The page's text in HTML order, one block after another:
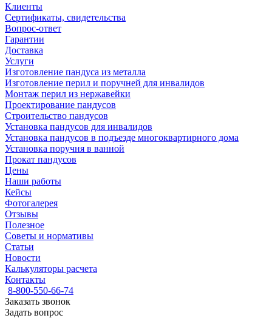
Клиенты
Сертификаты, свидетельства
Вопрос-ответ
Гарантии
Доставка
Услуги
Изготовление пандуса из металла
Изготовление перил и поручней для инвалидов
Монтаж перил из нержавейки
Проектирование пандусов
Строительство пандусов
Установка пандусов для инвалидов
Установка пандусов в подъезде многоквартирного дома
Установка поручня в ванной
Прокат пандусов
Цены
Наши работы
Кейсы
Фотогалерея
Отзывы
Полезное
Советы и нормативы
Статьи
Новости
Калькуляторы расчета
Контакты
8-800-550-66-74
Заказать звонок
Задать вопрос